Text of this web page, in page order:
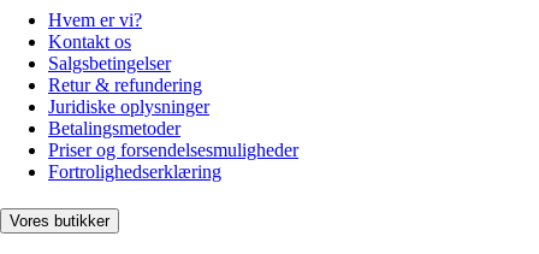
Hvem er vi?
Kontakt os
Salgsbetingelser
Retur & refundering
Juridiske oplysninger
Betalingsmetoder
Priser og forsendelsesmuligheder
Fortrolighedserklæring
Vores butikker